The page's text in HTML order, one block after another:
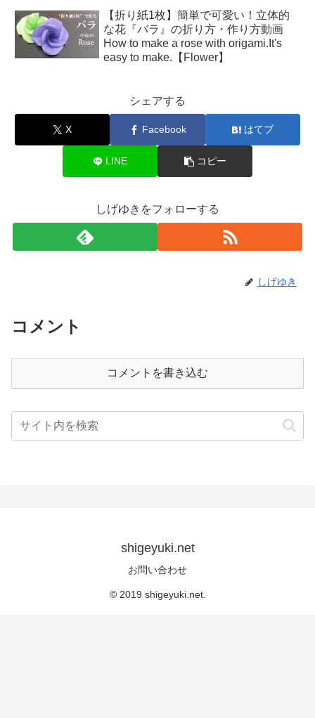
【折り紙1枚】簡単で可愛い！立体的
な花『バラ』の折り方・作り方動画
How to make a rose with origami.It's
easy to make.【Flower】
シェアする
X Facebook はてブ
LINE コピー
しげゆきをフォローする
しげゆき
コメント
コメントを書き込む
shigeyuki.net
お問い合わせ
© 2019 shigeyuki.net.